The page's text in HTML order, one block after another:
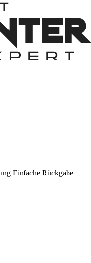
Einfache Rückgabe